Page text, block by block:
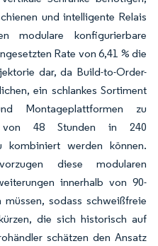
und intelligente Relais
modulare konfigurierbare
Rate von 6,41 % die
dar, da Build-to-Order-
ein schlankes Sortiment
Montageplattformen zu
von 48 Stunden in 240
kombiniert werden können.
diese modularen
innerhalb von 90-
müssen, sodass schweißfreie
die sich historisch auf
schätzen den Ansatz